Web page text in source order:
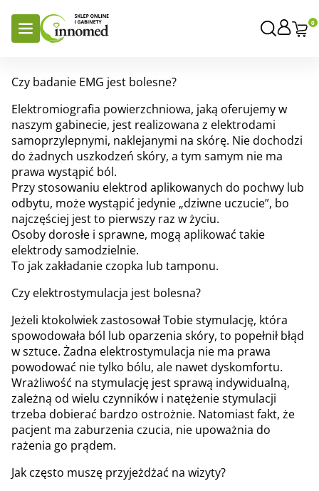
0
Czy badanie EMG jest bolesne?
Elektromiografia powierzchniowa, jaką oferujemy w
naszym gabinecie, jest realizowana z elektrodami
samoprzylepnymi, naklejanymi na skórę. Nie dochodzi
do żadnych uszkodzeń skóry, a tym samym nie ma
prawa wystąpić ból.
Przy stosowaniu elektrod aplikowanych do pochwy lub
odbytu, może wystąpić jedynie „dziwne uczucie”, bo
najczęściej jest to pierwszy raz w życiu.
Osoby dorosłe i sprawne, mogą aplikować takie
elektrody samodzielnie.
To jak zakładanie czopka lub tamponu.
Czy elektrostymulacja jest bolesna?
Jeżeli ktokolwiek zastosował Tobie stymulację, która
spowodowała ból lub oparzenia skóry, to popełnił błąd
w sztuce. Żadna elektrostymulacja nie ma prawa
powodować nie tylko bólu, ale nawet dyskomfortu.
Wrażliwość na stymulację jest sprawą indywidualną,
zależną od wielu czynników i natężenie stymulacji
trzeba dobierać bardzo ostrożnie. Natomiast fakt, że
pacjent ma zaburzenia czucia, nie upoważnia do
rażenia go prądem.
Jak często muszę przyjeżdżać na wizyty?